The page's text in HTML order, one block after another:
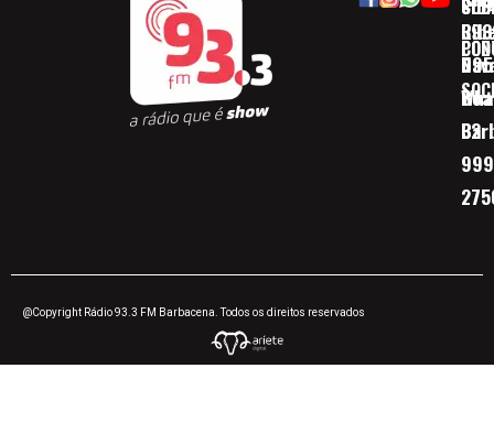
32
@Copyright Rádio 93.3 FM Barbacena. Todos os direitos reservados